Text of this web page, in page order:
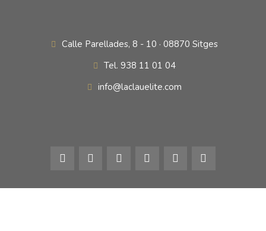
Calle Parellades, 8 - 10 · 08870 Sitges
Tel. 938 11 01 04
info@laclauelite.com